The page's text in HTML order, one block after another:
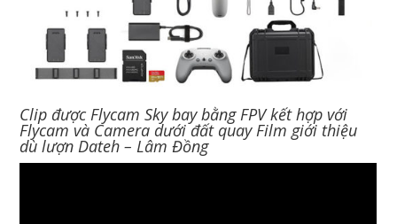
Clip được Flycam Sky bay bằng FPV kết hợp với
Flycam và Camera dưới đất quay Film giới thiệu
dù lượn Dateh – Lâm Đồng